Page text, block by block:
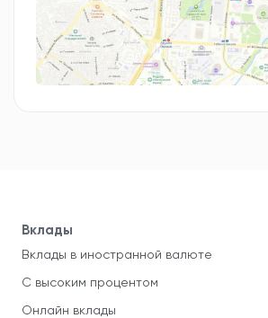
Вклады
Вклады в иностранной валюте
С высоким процентом
Онлайн вклады